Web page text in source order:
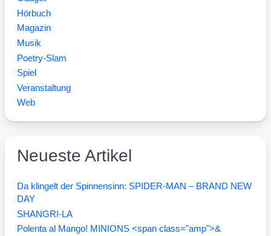
Hörbuch
Magazin
Musik
Poetry-Slam
Spiel
Veranstaltung
Web
Neueste Artikel
Da klingelt der Spinnensinn: SPIDER-MAN – BRAND NEW
DAY
SHANGRI-LA
Polenta al Mango! MINIONS <span class="amp">&